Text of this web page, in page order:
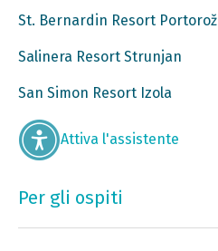
St. Bernardin Resort Portorož
Salinera Resort Strunjan
San Simon Resort Izola
Attiva l'assistente
Per gli ospiti